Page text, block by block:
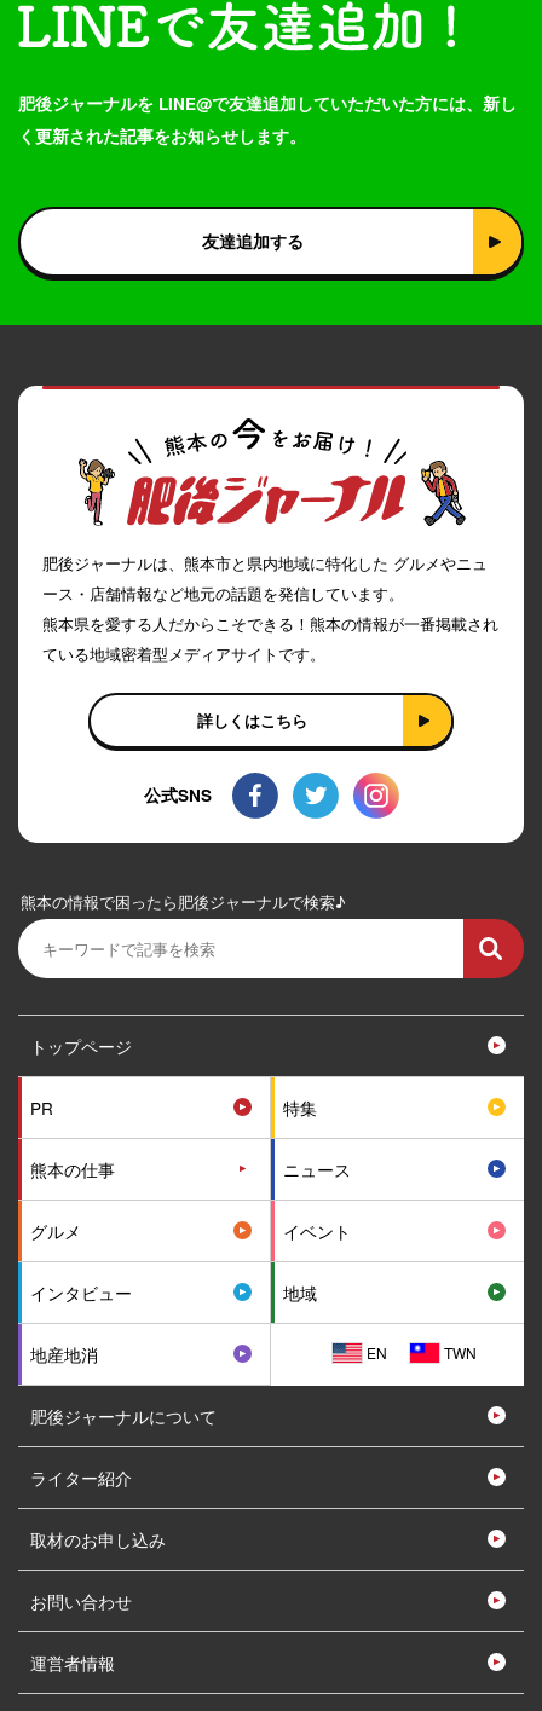
肥後ジャーナルを LINE@で友達追加していただいた方には、新し
く更新された記事をお知らせします。
友達追加する
肥後ジャーナルは、熊本市と県内地域に特化した グルメやニュ
ース・店舗情報など地元の話題を発信しています。
熊本県を愛する人だからこそできる！熊本の情報が一番掲載され
ている地域密着型メディアサイトです。
詳しくはこちら
公式SNS
熊本の情報で困ったら肥後ジャーナルで検索♪
トップページ
PR 特集
熊本の仕事 ニュース
グルメ イベント
インタビュー 地域
地産地消 EN TWN
肥後ジャーナルについて
ライター紹介
取材のお申し込み
お問い合わせ
運営者情報